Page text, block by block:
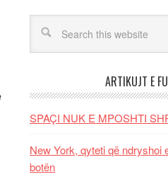
ARTIKUJT E
SPAÇI NUK E MPOSHTI
New York, qyteti që
botën